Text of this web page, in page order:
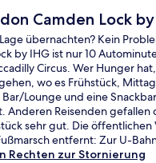
Camden Lock
übernachten? Kein
by IHG ist nur 10
Circus. Wer Hunger
wo es Frühstück,
Lounge und eine
Anderen Reisenden gefallen
sehr gut. Die
entfernt: Zur U-
zur U-Bahn-Station Chalk
Rechten zur Stornierung